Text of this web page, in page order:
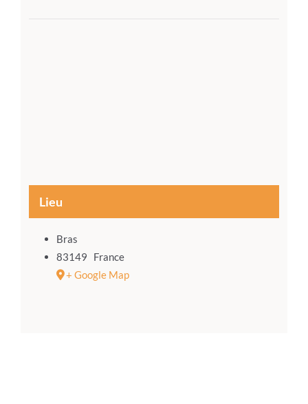
Lieu
Bras
83149
France
+ Google Map